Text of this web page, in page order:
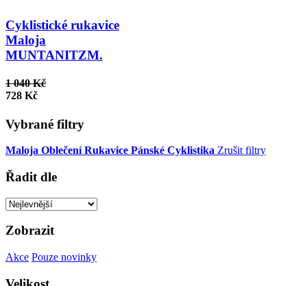
Cyklistické rukavice
Maloja
MUNTANITZM.
1 040 Kč
728 Kč
Vybrané filtry
Maloja Oblečení Rukavice Pánské Cyklistika Zrušit filtry
Řadit dle
Zobrazit
Akce Pouze novinky